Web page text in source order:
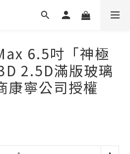
6.5吋「神極
2.5D滿版玻璃
康寧公司授權